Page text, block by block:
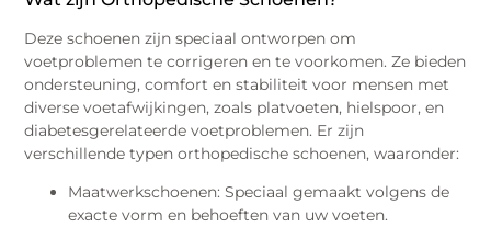
Deze schoenen zijn speciaal ontworpen om
voetproblemen te corrigeren en te voorkomen. Ze bieden
ondersteuning, comfort en stabiliteit voor mensen met
diverse voetafwijkingen, zoals platvoeten, hielspoor, en
diabetesgerelateerde voetproblemen. Er zijn
verschillende typen orthopedische schoenen, waaronder:
Maatwerkschoenen: Speciaal gemaakt volgens de
exacte vorm en behoeften van uw voeten.